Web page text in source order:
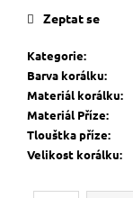
Kategorie:
Barva korálku:
Materiál korálku:
Materiál Příze:
Tlouštka příze:
Velikost korálku:
Zeptat se